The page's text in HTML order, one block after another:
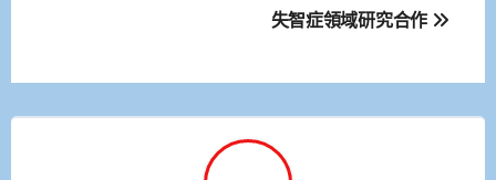
失智症領域研究合作